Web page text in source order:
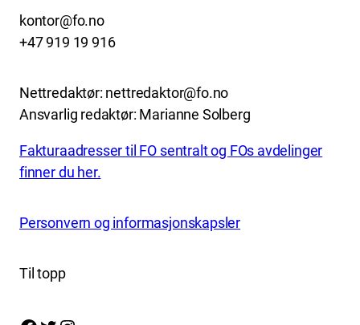
kontor@fo.no
+47 919 19 916
Nettredaktør: nettredaktor@fo.no
Ansvarlig redaktør: Marianne Solberg
Fakturaadresser til FO sentralt og FOs avdelinger
finner du her.
Personvern og informasjonskapsler
Til topp